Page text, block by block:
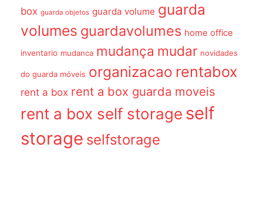
box guarda objetos guarda volume guarda
volumes guardavolumes home office
inventario mudanca mudança mudar novidades
do guarda móveis organizacao rentabox
rent a box rent a box guarda moveis
rent a box self storage self
storage selfstorage